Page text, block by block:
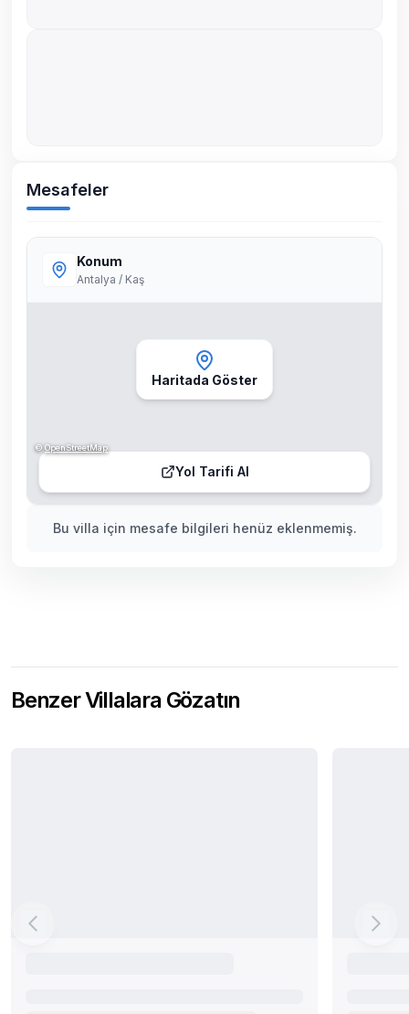
Mesafeler
Bu villa için mesafe bilgileri henüz eklenmemiş.
Konum
Antalya / Kaş
Haritada Göster
Yol Tarifi Al
©OpenStreetMap
Benzer Villalara Gözatın